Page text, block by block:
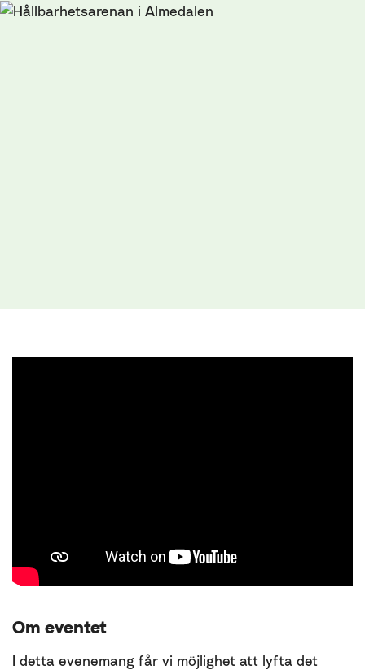
Om eventet
I detta evenemang får vi möjlighet att lyfta det